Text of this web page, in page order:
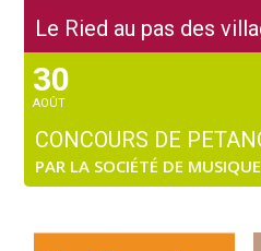
Le Ried au pas des
30
AOÛT
CONCOURS DE
PAR LA SOCIÉTÉ DE